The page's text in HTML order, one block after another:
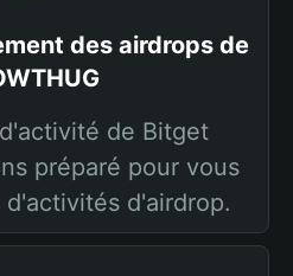
des airdrops de
de Bitget
préparé pour vous
d'airdrop.